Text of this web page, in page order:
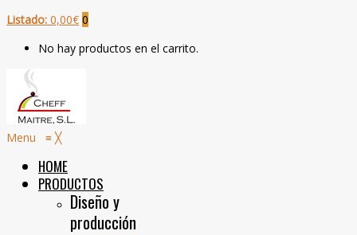
Listado: 0,00€ 0
No hay productos en el carrito.
Menu ≡ ╳
HOME
PRODUCTOS
Diseño y
producción